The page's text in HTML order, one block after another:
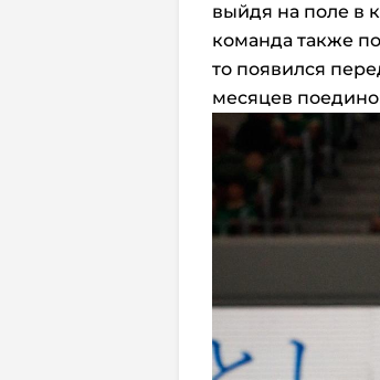
выйдя на поле в
команда также
то появился
месяцев